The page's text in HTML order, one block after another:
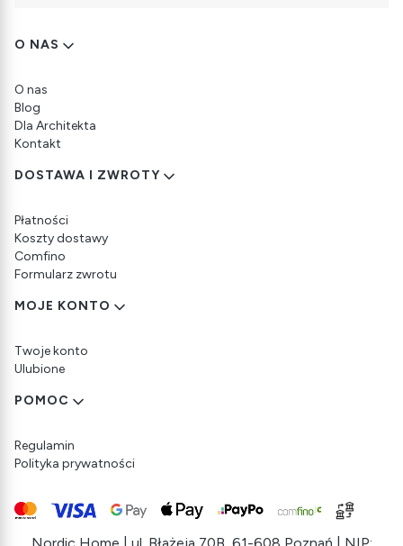
Linki w stopce
O NAS
O nas
Blog
Dla Architekta
Kontakt
DOSTAWA I ZWROTY
Płatności
Koszty dostawy
Comfino
Formularz zwrotu
MOJE KONTO
Twoje konto
Ulubione
POMOC
Regulamin
Polityka prywatności